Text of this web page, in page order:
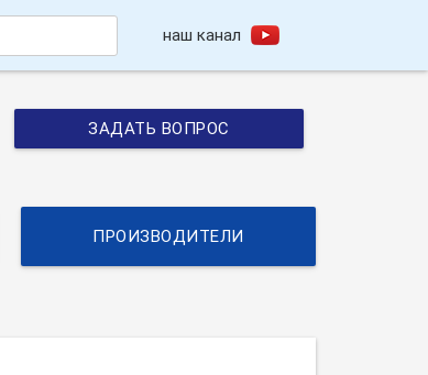
наш канал
ЗАДАТЬ ВОПРОС
ПРОИЗВОДИТЕЛИ